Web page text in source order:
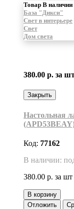
Товар В наличии
База "Дикси"
Свет в интерьере
Свет
Дом света
380.00 р. за
Закрыть
Настольная
Код: 77162
В наличии:
380.00 р. за шт
В корзину
Отложить